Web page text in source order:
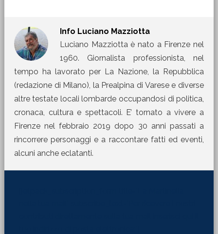
Info Luciano Mazziotta
Luciano Mazziotta è nato a Firenze nel
1960. Giornalista professionista, nel
tempo ha lavorato per La Nazione, la Repubblica
(redazione di Milano), la Prealpina di Varese e diverse
altre testate locali lombarde occupandosi di politica,
cronaca, cultura e spettacoli. E’ tornato a vivere a
Firenze nel febbraio 2019 dopo 30 anni passati a
rincorrere personaggi e a raccontare fatti ed eventi,
alcuni anche eclatanti.